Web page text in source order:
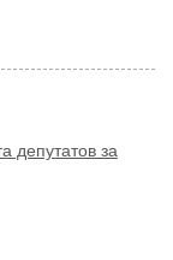
депутатов за